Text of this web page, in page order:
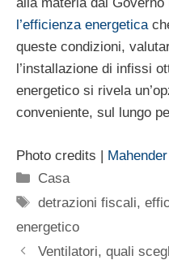
alla materia dal Governo
l’efficienza energetica
queste condizioni,
l’installazione di infissi
energetico si rivela
conveniente, sul lungo
Photo credits |
Categorie
Casa
Tag
detrazioni fiscali,
energetico
Ventilatori, quali